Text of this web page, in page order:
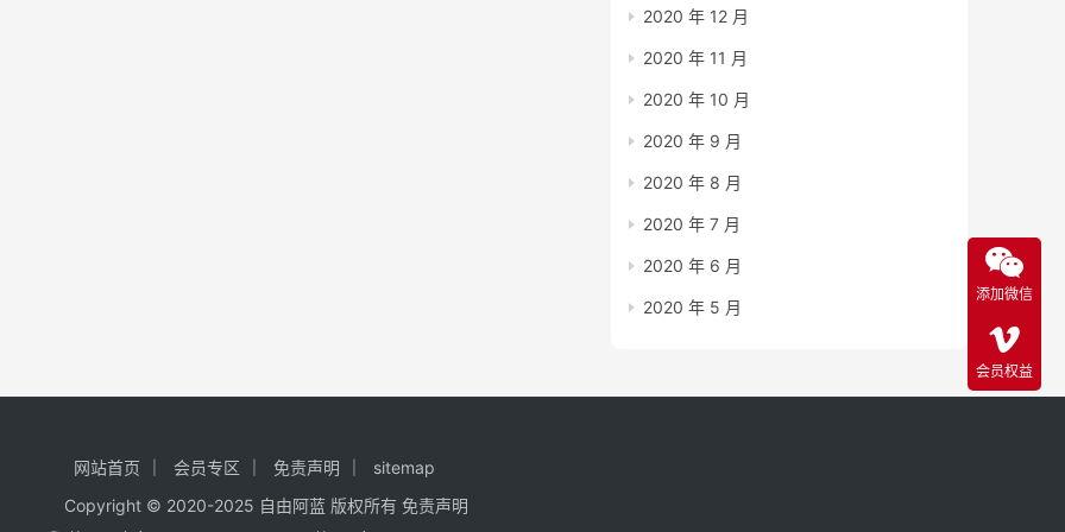
2020 年 12 月
2020 年 11 月
2020 年 10 月
2020 年 9 月
2020 年 8 月
2020 年 7 月
2020 年 6 月
2020 年 5 月
网站首页 会员专区 免责声明
sitemap
Copyright © 2020-2025 自由阿蓝 版权所有 免责声明
添加微信
会员权益